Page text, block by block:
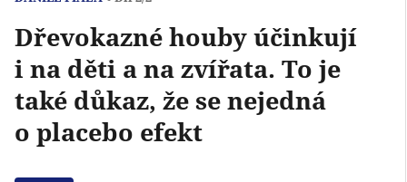
Dřevokazné houby účinkují
i na děti a na zvířata. To je
také důkaz, že se nejedná
o placebo efekt